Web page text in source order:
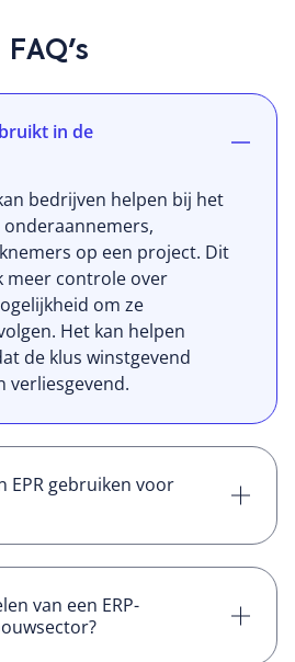
FAQ's
in de
bedrijven helpen bij het
op een project. Dit
meer controle over
om ze
Het kan helpen
de klus winstgevend
verliesgevend.
EPR gebruiken voor
de bouwsector is
Denk daarbij aan site
inkoop en facturering,
van een ERP-